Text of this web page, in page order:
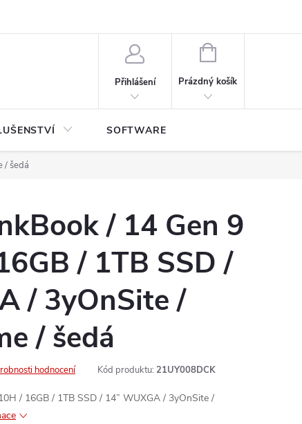
Přihlášení
NÁKUPNÍ
Prázdný košík
SOFTWARE
/ šedá
/ 14 Gen 9
/ 1TB SSD /
/ 3yOnSite /
/ šedá
hodnocení Kód produktu: 21UY008DCK
/ 16GB / 1TB SSD / 14” WUXGA / 3yOnSite /